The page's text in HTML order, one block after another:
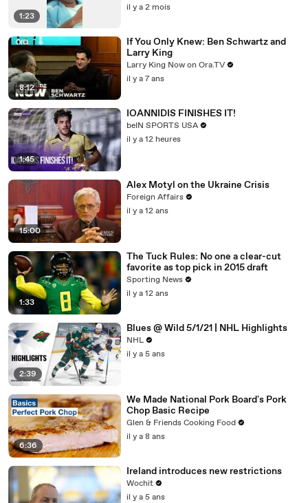
1:23
il y a 2 mois
8:12
If You Only Knew: Ben Schwartz and
Larry King
Larry King Now on Ora.TV
il y a 7 ans
1:45
IOANNIDIS FINISHES IT!
beIN SPORTS USA
il y a 12 heures
15:00
Alex Motyl on the Ukraine Crisis
Foreign Affairs
il y a 12 ans
1:33
The Tuck Rules: No one a clear-cut
favorite as top pick in 2015 draft
Sporting News
il y a 12 ans
2:39
Blues @ Wild 5/1/21 | NHL Highlights
NHL
il y a 5 ans
6:36
We Made National Pork Board's Pork
Chop Basic Recipe
Glen & Friends Cooking Food
il y a 8 ans
Ireland introduces new restrictions
Wochit
il y a 5 ans